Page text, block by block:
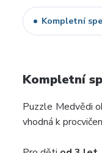
Kompletní
Kompletní
Puzzle Medvědi
vhodná k